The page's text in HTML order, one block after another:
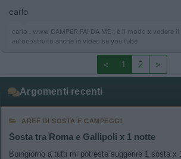
carlo
carlo . www CAMPER FAI DA ME , è il modo x vedere
autocostruito anche in video su you tube
< 1 2 >
Argomenti recenti
AREE DI SOSTA E CAMPEGGI
Sosta tra Roma e Gallipoli x 1 notte
Buingiorno a tutti mi potreste suggerire 1 sosta x